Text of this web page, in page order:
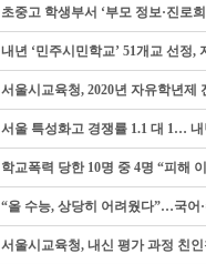
초중고 학생부서 ‘부모 정보·진로
내년 ‘민주시민학교’ 51개교 선정
서울시교육청, 2020년 자유학년제
서울 특성화고 경쟁률 1.1 대 1…
학교폭력 당한 10명 중 4명 “피해
“올 수능, 상당히 어려웠다”…국어
서울시교육청, 내신 평가 과정 친